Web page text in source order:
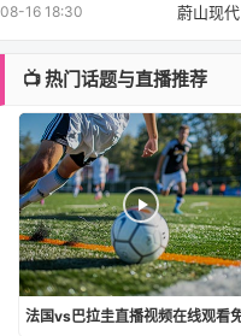
08-16 18:30 蔚山现代
📺 热门话题与直播推荐